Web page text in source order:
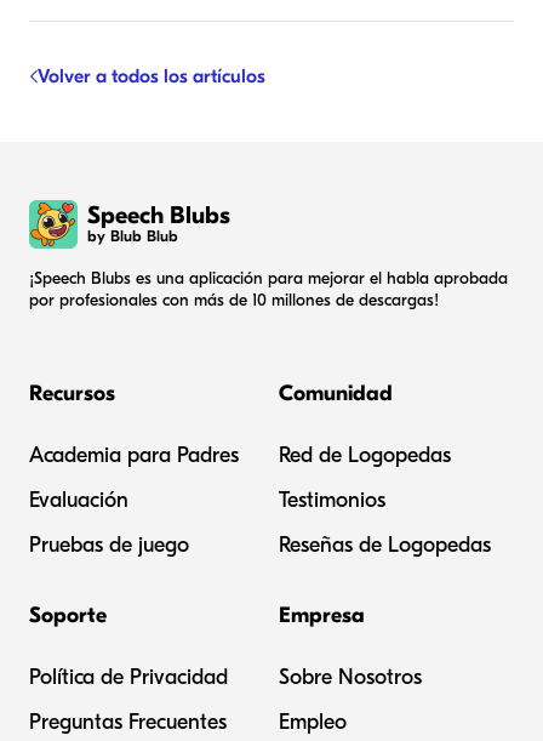
Volver a todos los artículos
Speech Blubs
by Blub Blub
¡Speech Blubs es una aplicación para mejorar el habla aprobada
por profesionales con más de 10 millones de descargas!
Recursos
Academia para Padres
Evaluación
Pruebas de juego
Comunidad
Red de Logopedas
Testimonios
Reseñas de Logopedas
Soporte
Política de Privacidad
Preguntas Frecuentes
Empresa
Sobre Nosotros
Empleo